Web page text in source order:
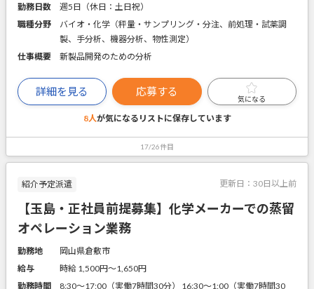
勤務日数
週5日（休日：土日祝）
職種分野
バイオ・化学（秤量・サンプリング・分注、前処理・試薬調
製、手分析、機器分析、物性測定）
仕事概要
新製品開発のための分析
詳細を見る 応募する
気になる
8人が気になるリストに保存しています
17/26件目
紹介予定派遣 更新日： 30日以上前
【玉島・正社員前提募集】化学メーカーでの蒸留
オペレーション業務
勤務地
岡山県倉敷市
給与
時給 1,500円〜1,650円
勤務時間
8:30～17:00（実働7時間30分） 16:30～1:00（実働7時間30